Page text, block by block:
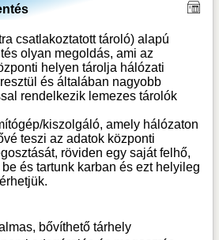
csatlakoztatott tároló) alapú
olyan megoldás, ami az
helyen tárolja hálózati
és általában nagyobb
rendelkezik lemezes tárolók
kiszolgáló, amely hálózaton
teszi az adatok központi
röviden egy saját felhő,
és tartunk karban és ezt helyileg
bővíthető tárhely